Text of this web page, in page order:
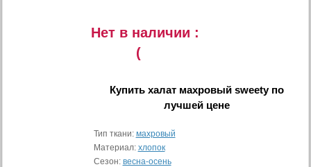
Нет в наличии :
(
Купитьхалат махровый sweetyпо
лучшей цене
Тип ткани: махровый
Материал: хлопок
Сезон: весна-осень